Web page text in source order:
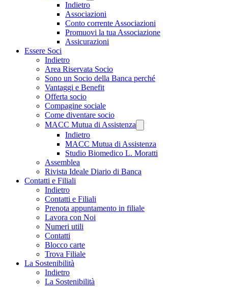
Indietro
Associazioni
Conto corrente Associazioni
Promuovi la tua Associazione
Assicurazioni
Essere Soci
Indietro
Area Riservata Socio
Sono un Socio della Banca perché
Vantaggi e Benefit
Offerta socio
Compagine sociale
Come diventare socio
MACC Mutua di Assistenza
Indietro
MACC Mutua di Assistenza
Studio Biomedico L. Moratti
Assemblea
Rivista Ideale Diario di Banca
Contatti e Filiali
Indietro
Contatti e Filiali
Prenota appuntamento in filiale
Lavora con Noi
Numeri utili
Contatti
Blocco carte
Trova Filiale
La Sostenibilità
Indietro
La Sostenibilità